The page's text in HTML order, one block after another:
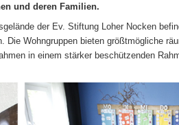
und deren Familien.
der Ev. Stiftung Loher Nocken
Die Wohngruppen bieten größtmögliche
in einem stärker beschützenden